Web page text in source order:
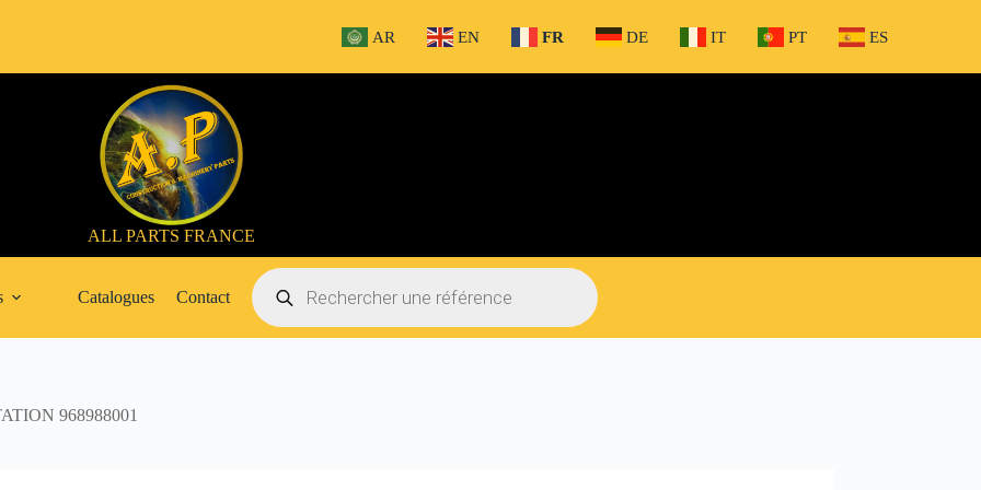
AR EN FR DE IT PT ES
ALL PARTS FRANCE
Catalogues Contact
Recherche
de
produits
968988001